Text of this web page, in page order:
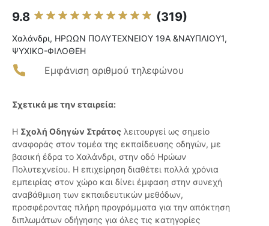
9.8 (319)
Χαλάνδρι, ΗΡΩΩΝ ΠΟΛΥΤΕΧΝΕΙΟΥ 19Α &ΝΑΥΠΛΙΟΥ1,
ΨΥΧΙΚΟ-ΦΙΛΟΘΕΗ
Εμφάνιση αριθμού τηλεφώνου
Σχετικά με την εταιρεία:
Η Σχολή Οδηγών Στράτος λειτουργεί ως σημείο
αναφοράς στον τομέα της εκπαίδευσης οδηγών, με
βασική έδρα το Χαλάνδρι, στην οδό Ηρώων
Πολυτεχνείου. Η επιχείρηση διαθέτει πολλά χρόνια
εμπειρίας στον χώρο και δίνει έμφαση στην συνεχή
αναβάθμιση των εκπαιδευτικών μεθόδων,
προσφέροντας πλήρη προγράμματα για την απόκτηση
διπλωμάτων οδήγησης για όλες τις κατηγορίες